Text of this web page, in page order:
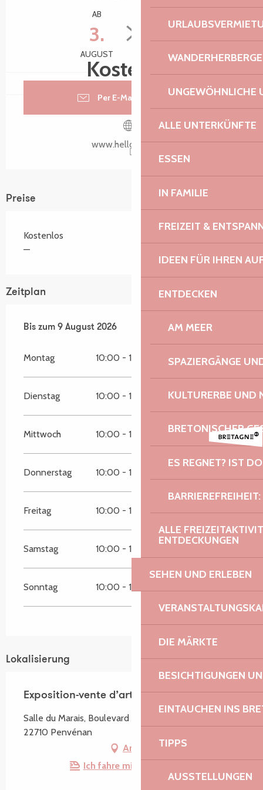
UNGEWÖHNLICHE
ALLE UNTERKÜNFTE
ESSEN
IN FAMILIE
FREIZEIT &
IDEEN FÜR IHREN
ENTDECKEN
AM MEER
SPAZIERGÄNGE
KULTURERBE UND
BRETONISCHER
ES REGNET? IST
ALLE
ENTDECKUNGEN
SEHEN UND ERLEBEN
DIE MÄRKTE
BESICHTIGUNGEN
EINTAUCHEN INS
TIPPS
AUSSTELLUNGEN
AB
3.
AUGUST
9.
AUGUST
Kostenlos
Per E-Mail kontaktieren
www.helloasso.com
Preise
Kostenlos
—
Zeitplan
vom3 August 2026bis zum 9 August 2026
Bis zum 9 August 2026
Montag 10:00 - 18:00
Dienstag 10:00 - 18:00
Mittwoch 10:00 - 18:00
Donnerstag 10:00 - 18:00
Freitag 10:00 - 18:00
Samstag 10:00 - 18:00
Sonntag 10:00 - 18:00
Lokalisierung
Exposition-vente d’artisanat d’art Touareg
Salle du Marais, Boulevard de la Mer, Port-Blanc,
22710 Penvénan
Anfahrt
Ich fahre mit dem Zug hin!